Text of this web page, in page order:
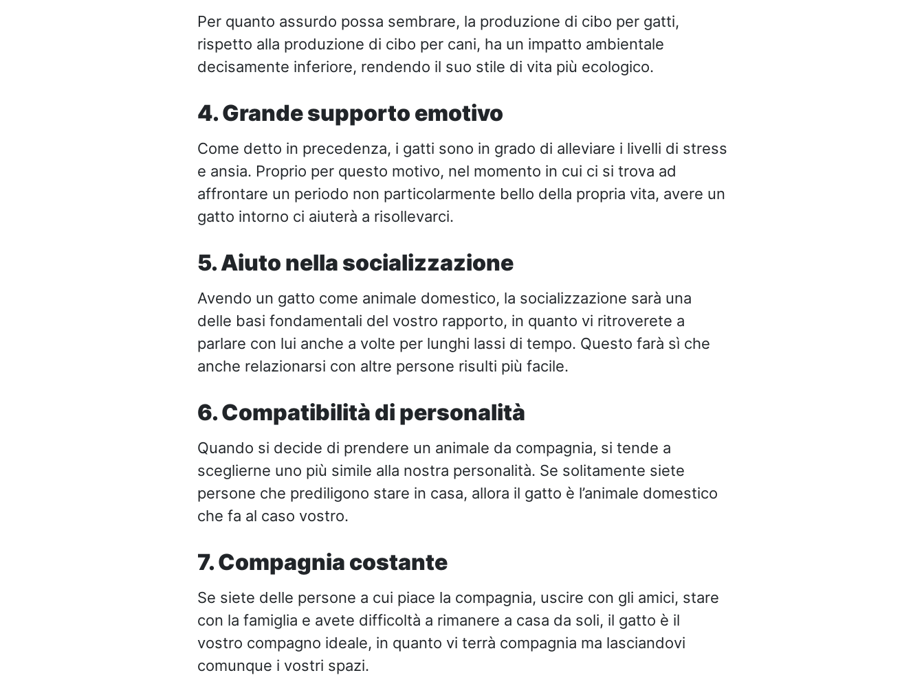
Per quanto assurdo possa sembrare, la produzione di cibo per gatti,
rispetto alla produzione di cibo per cani, ha un impatto ambientale
decisamente inferiore, rendendo il suo stile di vita più ecologico.
4. Grande supporto emotivo
Come detto in precedenza, i gatti sono in grado di alleviare i livelli di stress
e ansia. Proprio per questo motivo, nel momento in cui ci si trova ad
affrontare un periodo non particolarmente bello della propria vita, avere un
gatto intorno ci aiuterà a risollevarci.
5. Aiuto nella socializzazione
Avendo un gatto come animale domestico, la socializzazione sarà una
delle basi fondamentali del vostro rapporto, in quanto vi ritroverete a
parlare con lui anche a volte per lunghi lassi di tempo. Questo farà sì che
anche relazionarsi con altre persone risulti più facile.
6. Compatibilità di personalità
Quando si decide di prendere un animale da compagnia, si tende a
sceglierne uno più simile alla nostra personalità. Se solitamente siete
persone che prediligono stare in casa, allora il gatto è l’animale domestico
che fa al caso vostro.
7. Compagnia costante
Se siete delle persone a cui piace la compagnia, uscire con gli amici, stare
con la famiglia e avete difficoltà a rimanere a casa da soli, il gatto è il
vostro compagno ideale, in quanto vi terrà compagnia ma lasciandovi
comunque i vostri spazi.